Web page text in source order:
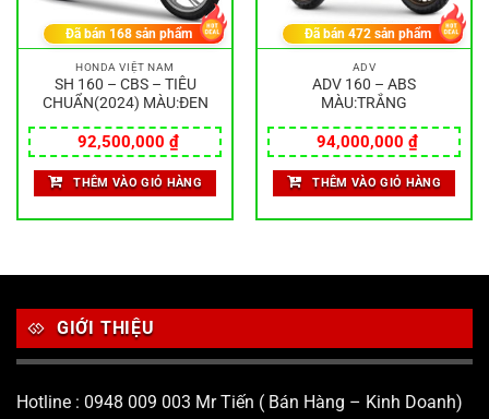
HONDA VIỆT NAM
SH 160 – CBS – TIÊU
CHUẨN(2024) MÀU:ĐEN
92,500,000 ₫
Đã bán 168 sản phẩm
THÊM VÀO GIỎ HÀNG
ADV
ADV 160 – ABS
MÀU:TRẮNG
94,000,000 ₫
Đã bán472 sản phẩm
THÊM VÀO GIỎ HÀNG
GIỚI THIỆU
Hotline : 0948 009 003 Mr Tiến ( Bán Hàng – Kinh Doanh)